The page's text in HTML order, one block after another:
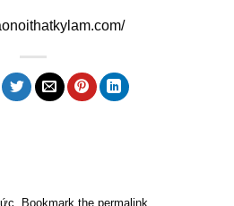
. Bookmark the permalink.